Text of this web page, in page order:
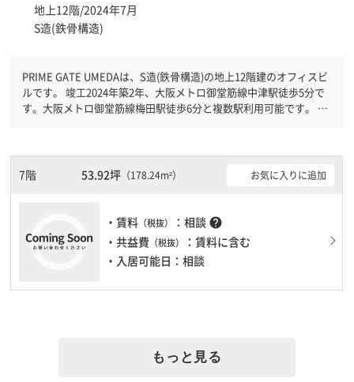
地上12階/2024年7月
S造(鉄骨構造)
PRIME GATE UMEDAは、S造(鉄骨構造)の地上12階建のオフィスビ
ルです。 竣工2024年築2年、大阪メトロ御堂筋線中津駅徒歩5分で
す。大阪メトロ御堂筋線梅田駅徒歩6分と複数駅利用可能です。 機
す。駐車場もありますので、車を利用されるお客様には使いやすい
です。１フロア２００坪以上ある大規模ビルです。ＥＶが複数基あ
7階 53.92坪 （178.24m²） お気に入りに追加
・賃料 （税抜） ：相談 help
・共益費 （税抜）
：賃料に含む
・入居可能日：相談
もっと見る